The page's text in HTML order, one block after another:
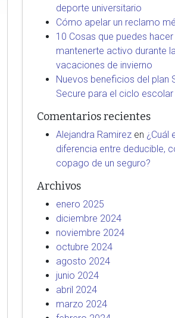
deporte universitario
Cómo apelar un reclamo
10 Cosas que puedes
mantenerte activo durante
vacaciones de invierno
Nuevos beneficios del plan
Secure para el ciclo
Comentarios recientes
Alejandra Ramirez en ¿Cuál
diferencia entre deducible,
copago de un seguro?
Archivos
enero 2025
diciembre 2024
noviembre 2024
octubre 2024
agosto 2024
junio 2024
abril 2024
marzo 2024